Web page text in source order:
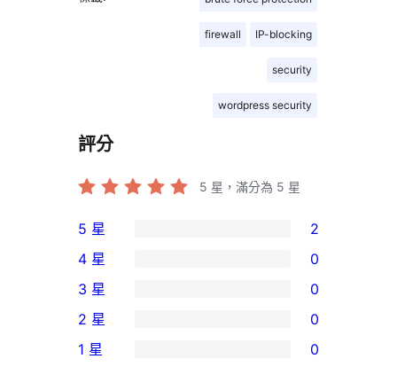
firewall IP-blocking
security
wordpress security
評分
5 星，滿分為 5 星
2
個
5
星
使
5 星 2
個
4
星
4 星 0
0
個
3
3 星 0
個
2 星 0
1 星 0